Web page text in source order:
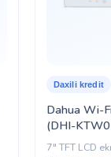
Dahua Wi-
(DHI-
Daxili kredit
7" TFT LCD